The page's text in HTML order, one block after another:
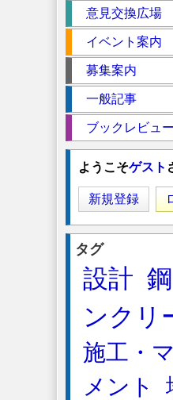
シ
意見交換広場
イベント案内
募集案内
一般記事
ブックレビュー
ようこそゲスト
新規登録
タグ
設計
ンクリ
施工・
メント